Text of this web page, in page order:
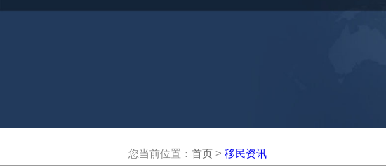
您当前位置：首页 >移民资讯